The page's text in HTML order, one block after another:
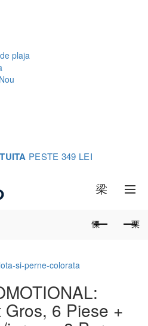
plaja
Nou
PESTE 349 LEI
6 Piese +